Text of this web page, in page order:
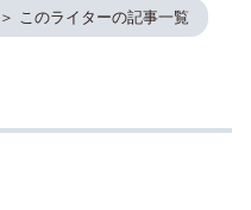
＞ このライターの記事一覧